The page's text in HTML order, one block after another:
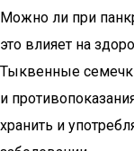
Можно ли при
это влияет на
Тыквенные
и
хранить и